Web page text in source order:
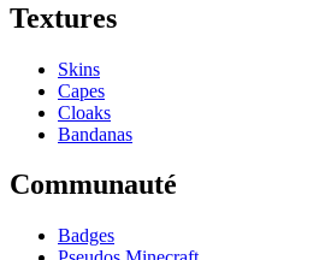
Textures
Skins
Capes
Cloaks
Bandanas
Communauté
Badges